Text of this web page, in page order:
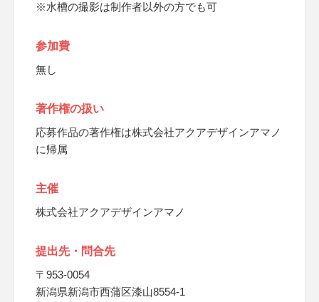
※水槽の撮影は制作者以外の方でも可
参加費
無し
著作権の扱い
応募作品の著作権は株式会社アクアデザインアマノ
に帰属
主催
株式会社アクアデザインアマノ
提出先・問合先
〒953-0054
新潟県新潟市西蒲区漆山8554-1